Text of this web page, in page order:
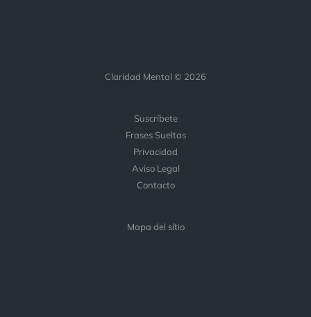
Claridad Mental © 2026
Suscríbete
Frases Sueltas
Privacidad
Aviso Legal
Contacto
Mapa del sítio